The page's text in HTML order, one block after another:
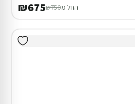
החל מ₪750
₪675